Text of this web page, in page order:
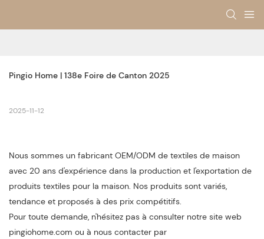
Pingio Home | 138e Foire de Canton 2025
2025-11-12
Nous sommes un fabricant OEM/ODM de textiles de maison
avec 20 ans d'expérience dans la production et l'exportation de
produits textiles pour la maison. Nos produits sont variés,
tendance et proposés à des prix compétitifs.
Pour toute demande, n'hésitez pas à consulter notre site web
pingiohome.com ou à nous contacter par